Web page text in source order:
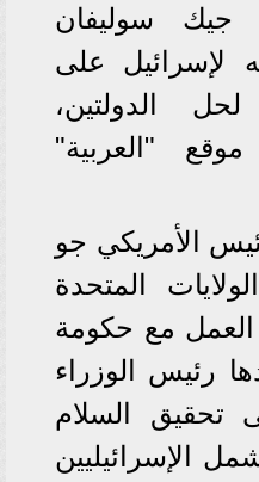
جيك سوليفان
لإسرائيل على
الدولتين،
"العربية"
الأمريكي جو
المتحدة
مع حكومة
رئيس الوزراء
تحقيق السلام
الإسرائيليين